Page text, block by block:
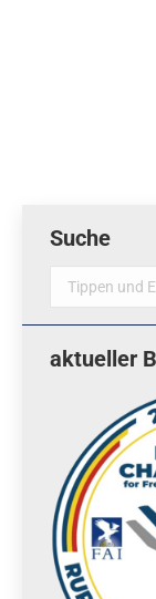
Suche
Suche
aktueller